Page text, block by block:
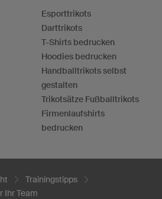
Esporttrikots
Darttrikots
T-Shirts bedrucken
Hoodies bedrucken
Handballtrikots selbst
gestalten
Trikotsätze Fußballtrikots
Firmenlaufshirts
bedrucken
Trainingstipps
Ihr Team